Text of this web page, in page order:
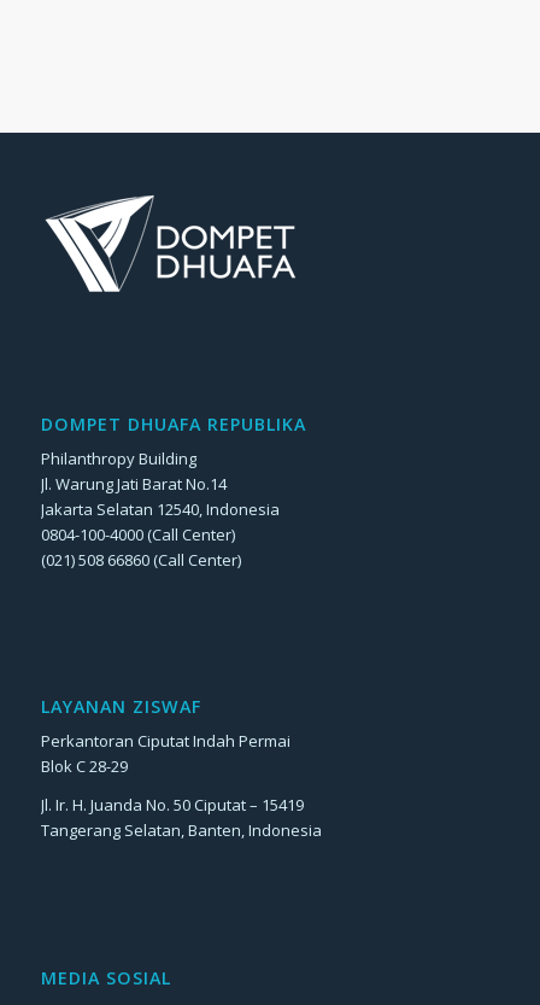
DOMPET DHUAFA REPUBLIKA
Philanthropy Building
Jl. Warung Jati Barat No.14
Jakarta Selatan 12540, Indonesia
0804-100-4000 (Call Center)
(021) 508 66860 (Call Center)
LAYANAN ZISWAF
Perkantoran Ciputat Indah Permai
Blok C 28-29
Jl. Ir. H. Juanda No. 50 Ciputat – 15419
Tangerang Selatan, Banten, Indonesia
MEDIA SOSIAL